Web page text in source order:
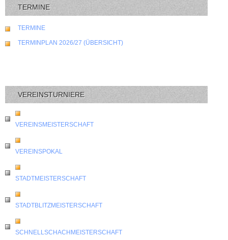
TERMINE
TERMINE
TERMINPLAN 2026/27 (ÜBERSICHT)
VEREINSTURNIERE
VEREINSMEISTERSCHAFT
VEREINSPOKAL
STADTMEISTERSCHAFT
STADTBLITZMEISTERSCHAFT
SCHNELLSCHACHMEISTERSCHAFT